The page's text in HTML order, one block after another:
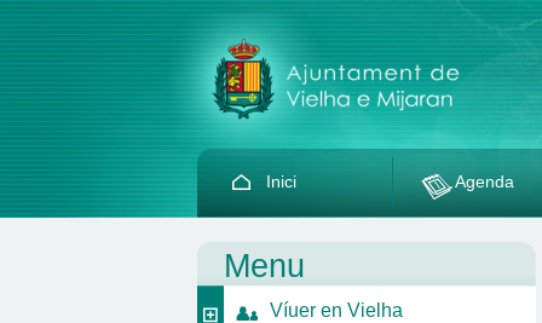
Inici Agenda
Menu
Víuer en Vielha